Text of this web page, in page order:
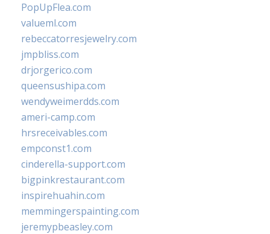
PopUpFlea.com
valueml.com
rebeccatorresjewelry.com
jmpbliss.com
drjorgerico.com
queensushipa.com
wendyweimerdds.com
ameri-camp.com
hrsreceivables.com
empconst1.com
cinderella-support.com
bigpinkrestaurant.com
inspirehuahin.com
memmingerspainting.com
jeremypbeasley.com